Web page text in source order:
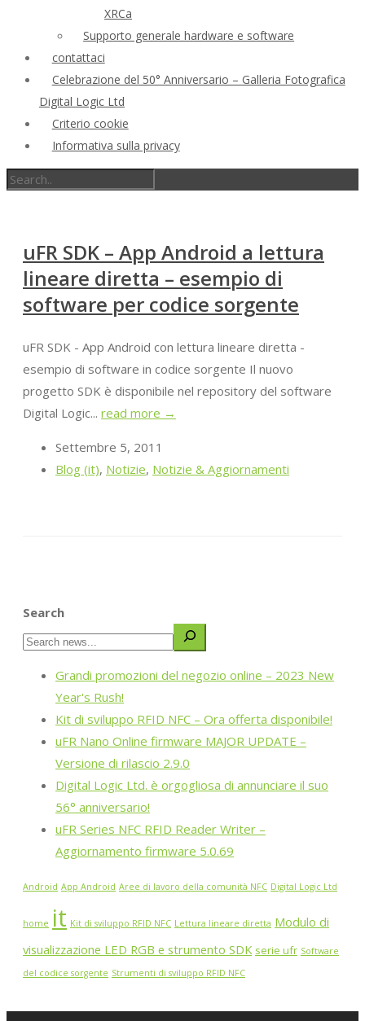
XRCa
Supporto generale hardware e software
contattaci
Celebrazione del 50° Anniversario – Galleria Fotografica
Digital Logic Ltd
Criterio cookie
Informativa sulla privacy
uFR SDK – App Android a lettura
lineare diretta – esempio di
software per codice sorgente
uFR SDK - App Android con lettura lineare diretta -
esempio di software in codice sorgente Il nuovo
progetto SDK è disponibile nel repository del software
Digital Logic... read more →
Settembre 5, 2011
Blog (it), Notizie, Notizie & Aggiornamenti
Search
Grandi promozioni del negozio online – 2023 New
Year's Rush!
Kit di sviluppo RFID NFC – Ora offerta disponibile!
uFR Nano Online firmware MAJOR UPDATE –
Versione di rilascio 2.9.0
Digital Logic Ltd. è orgogliosa di annunciare il suo
56° anniversario!
uFR Series NFC RFID Reader Writer –
Aggiornamento firmware 5.0.69
Android App Android Aree di lavoro della comunità NFC Digital Logic Ltd
home it Kit di sviluppo RFID NFC Lettura lineare diretta Modulo di
visualizzazione LED RGB e strumento SDK serie ufr Software
del codice sorgente Strumenti di sviluppo RFID NFC